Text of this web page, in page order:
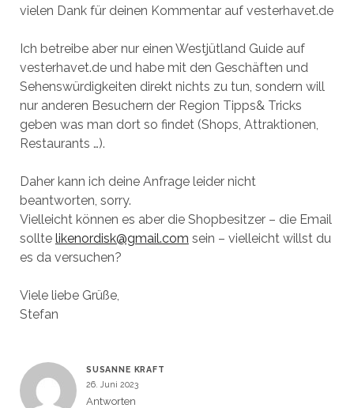
vielen Dank für deinen Kommentar auf vesterhavet.de
Ich betreibe aber nur einen Westjütland Guide auf
vesterhavet.de und habe mit den Geschäften und
Sehenswürdigkeiten direkt nichts zu tun, sondern will
nur anderen Besuchern der Region Tipps& Tricks
geben was man dort so findet (Shops, Attraktionen,
Restaurants …).
Daher kann ich deine Anfrage leider nicht
beantworten, sorry.
Vielleicht können es aber die Shopbesitzer – die Email
sollte likenordisk@gmail.com sein – vielleicht willst du
es da versuchen?
Viele liebe Grüße,
Stefan
SUSANNE KRAFT
26. Juni 2023
Antworten